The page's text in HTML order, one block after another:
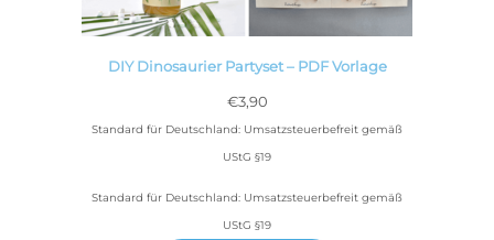
DIY Dinosaurier Partyset – PDF Vorlage
€3,90
Standard für Deutschland: Umsatzsteuerbefreit gemäß
UStG §19
Standard für Deutschland: Umsatzsteuerbefreit gemäß
UStG §19